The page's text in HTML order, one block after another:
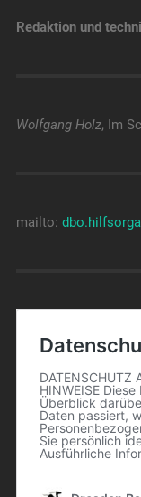
Redaktion und
Wolfgang Holz, Im
mailto: